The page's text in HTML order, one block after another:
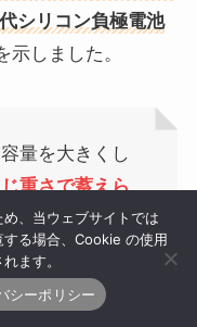
シリコン負極電池
示しました。
量を大きくし
重さで蓄えら
徴です。
ながる技術と
、当ウェブサイトでは
る場合、Cookie の使用
ます。
シーポリシー